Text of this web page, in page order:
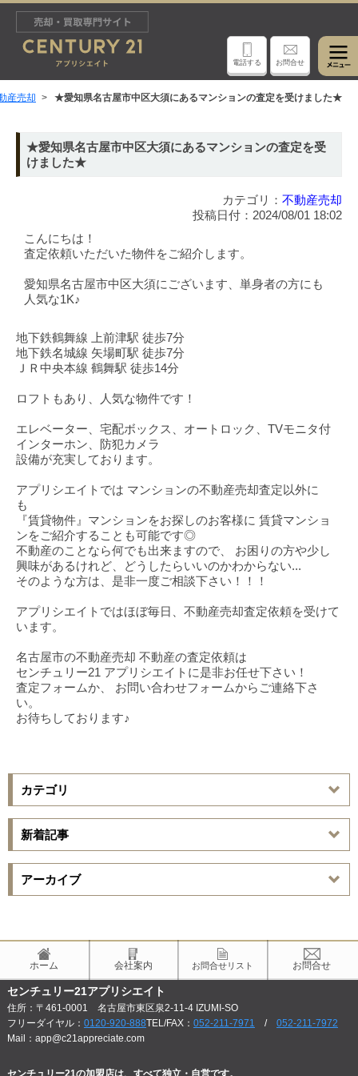
電話する お問合せ
産売却 ★愛知県名古屋市中区大須にあるマンションの査定を受けました★
★愛知県名古屋市中区大須にあるマンションの査定を受
けました★
カテゴリ： 不動産売却
投稿日付：2024/08/01 18:02
こんにちは！
査定依頼いただいた物件をご紹介します。
愛知県名古屋市中区大須にございます、単身者の方にも
人気な1K♪
地下鉄鶴舞線 上前津駅 徒歩7分
地下鉄名城線 矢場町駅 徒歩7分
ＪＲ中央本線 鶴舞駅 徒歩14分
ロフトもあり、人気な物件です！
エレベーター、宅配ボックス、オートロック、TVモニタ付
インターホン、防犯カメラ
設備が充実しております。
アプリシエイトでは マンションの不動産売却査定以外に
も
『賃貸物件』マンションをお探しのお客様に 賃貸マンショ
ンをご紹介することも可能です◎
不動産のことなら何でも出来ますので、 お困りの方や少し
興味があるけれど、どうしたらいいのかわからない...
そのような方は、是非一度ご相談下さい！！！
アプリシエイトではほぼ毎日、不動産売却査定依頼を受けて
います。
名古屋市の不動産売却 不動産の査定依頼は
センチュリー21 アプリシエイトに是非お任せ下さい！
査定フォームか、 お問い合わせフォームからご連絡下さ
い。
お待ちしております♪
カテゴリ
新着記事
アーカイブ
ホーム 会社案内 お問合せリスト お問合せ
センチュリー21アプリシエイト
住所：〒461-0001 名古屋市東区泉2-11-4 IZUMI-SO
フリーダイヤル： 0120-920-888TEL/FAX： 052-211-7971 / 052-211-7972
Mail：app@c21appreciate.com
センチュリー21の加盟店は、すべて独立・自営です。